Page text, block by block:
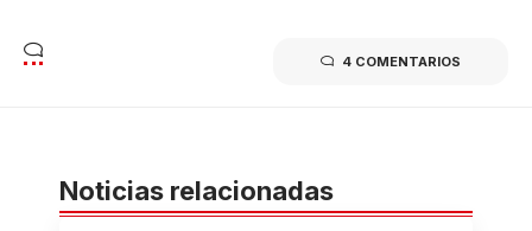
4 COMENTARIOS
Noticias relacionadas